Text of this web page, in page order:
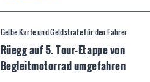
Gelbe Karte und Geldstrafe für den Fahrer
Rüegg auf 5. Tour-Etappe von
Begleitmotorrad umgefahren